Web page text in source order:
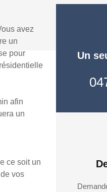
avez
un
pour
afin
un
ce soit un
vos
Un